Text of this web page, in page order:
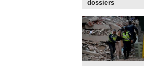
dossiers